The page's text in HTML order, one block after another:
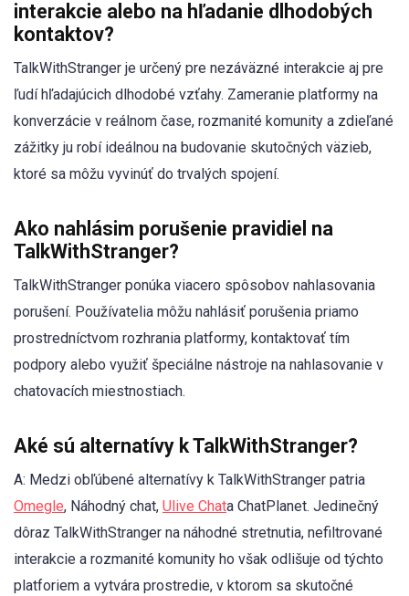
interakcie alebo na hľadanie dlhodobých
kontaktov?
TalkWithStranger je určený pre nezáväzné interakcie aj pre
ľudí hľadajúcich dlhodobé vzťahy. Zameranie platformy na
konverzácie v reálnom čase, rozmanité komunity a zdieľané
zážitky ju robí ideálnou na budovanie skutočných väzieb,
ktoré sa môžu vyvinúť do trvalých spojení.
Ako nahlásim porušenie pravidiel na
TalkWithStranger?
TalkWithStranger ponúka viacero spôsobov nahlasovania
porušení. Používatelia môžu nahlásiť porušenia priamo
prostredníctvom rozhrania platformy, kontaktovať tím
podpory alebo využiť špeciálne nástroje na nahlasovanie v
chatovacích miestnostiach.
Aké sú alternatívy k TalkWithStranger?
A: Medzi obľúbené alternatívy k TalkWithStranger patria
Omegle, Náhodný chat, Ulive Chata ChatPlanet. Jedinečný
dôraz TalkWithStranger na náhodné stretnutia, nefiltrované
interakcie a rozmanité komunity ho však odlišuje od týchto
platforiem a vytvára prostredie, v ktorom sa skutočné